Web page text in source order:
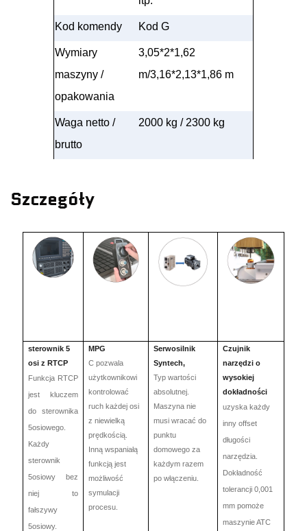
Kod komendy Kod G
Wymiary
maszyny /
opakowania
3,05*2*1,62
m/3,16*2,13*1,86 m
Waga netto /
brutto
2000 kg / 2300 kg
Szczegóły
sterownik 5
osi z RTCP
Funkcja RTCP
jest kluczem
do sterownika
5osiowego.
Każdy
sterownik
5osiowy bez
niej to
fałszywy
5osiowy.
MPG
Cpozwala
użytkownikowi
kontrolować
ruch każdej osi
z niewielką
prędkością.
Inną wspaniałą
funkcją jest
możliwość
symulacji
procesu.
Serwosilnik
Syntech,
Typ wartości
absolutnej.
Maszyna nie
musi wracać do
punktu
domowego za
każdym razem
po włączeniu.
Czujnik
narzędzi o
wysokiej
dokładności
uzyska każdy
inny offset
długości
narzędzia.
Dokładność
tolerancji 0,001
mm pomoże
maszynie ATC